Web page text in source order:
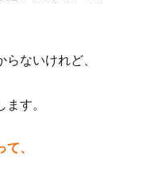
ないけれど、
す。
、